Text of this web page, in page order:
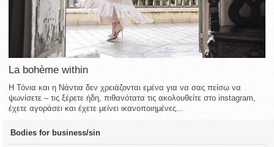
La bohème within
Η Τόνια και η Νάντια δεν χρειάζονται εμένα για να σας πείσω να
ψωνίσετε – τις ξέρετε ήδη, πιθανότατα τις ακολουθείτε στο instagram,
έχετε αγοράσει και έχετε μείνει ικανοποιημένες...
Bodies for business/sin